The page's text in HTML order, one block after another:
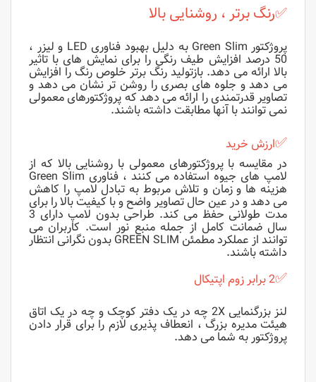
✅رنگ برتر ، روشنایی بالا
پروژکتور Green Slim به دلیل بهبود فناوری LED و لیزر ،
50 درصد افزایش طیف رنگی را برای نمایش های با تاثیر
بالا ارائه می دهد. بازتولید رنگ برتر خلوص رنگ را افزایش
می دهد و جلوه های بصری را روشن تر نشان می دهد و
تصاویر قدرتمندی را ارائه می دهد که پروژکتورهای معمولی
نمی توانند با آنها مطابقت داشته باشند.
✅ارزش خرید
در مقایسه با پروژکتورهای معمولی با روشنایی بالا که از
لامپ های جیوه استفاده می کنند ، فناوری Green Slim
هزینه ها و زمان و تلاش مربوط به تبادل لامپ را کاهش
می دهد و در عین حال تصاویر واضح و با کیفیت بالا را برای
مدت طولانی حفظ می کند. طراحی بدون لامپ دارای 3
سال ضمانت کامل از جمله منبع نور است. کاربران می
توانند از عملکرد مطمئن GREEN SLIM بدون نگرانی انتظار
داشته باشند.
✅2 برابر زوم اپتیکال
لنز بزرگنمایی 2X چه در یک دفتر کوچک و چه در یک اتاق
هیئت مدیره بزرگ ، انعطاف پذیری لازم را برای قرار دادن
پروژکتور به شما می دهد.